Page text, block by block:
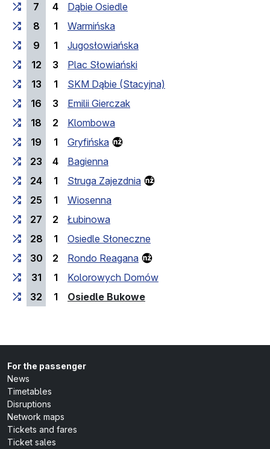
7
4
Dąbie Osiedle
8
1
Warmińska
9
1
Jugosłowiańska
12
3
Plac Słowiański
13
1
SKM Dąbie (Stacyjna)
16
3
Emilii Gierczak
18
2
Klombowa
19
1
Gryfińska
23
4
Bagienna
24
1
Struga Zajezdnia
25
1
Wiosenna
27
2
Łubinowa
28
1
Osiedle Słoneczne
30
2
Rondo Reagana
31
1
Kolorowych Domów
32
1 Osiedle Bukowe(last stop)
For the passenger
News
Timetables
Disruptions
Network maps
Tickets and fares
Ticket sales